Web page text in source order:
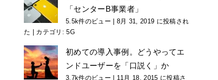
「センターB事業者」
5.5k件のビュー | 8月 31, 2019 に投稿され
た | カテゴリ:5G
初めての導入事例。どうやってエ
ンドユーザーを「口説く」か
3.7k件のビュー | 11月 18, 2015 に投稿さ